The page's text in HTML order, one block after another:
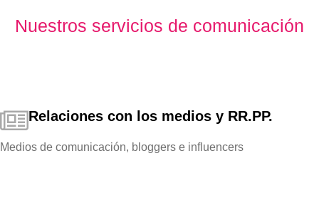
Nuestros servicios de comunicación
Relaciones con los medios y RR.PP.
Medios de comunicación, bloggers e influencers